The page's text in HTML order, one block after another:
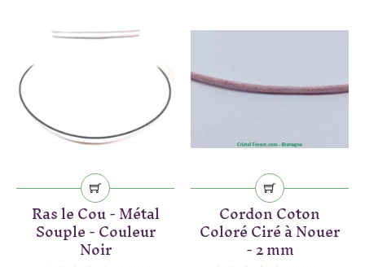
Ras le Cou - Métal
Souple - Couleur
Noir
Cordon Coton
Coloré Ciré à Nouer
- 2 mm